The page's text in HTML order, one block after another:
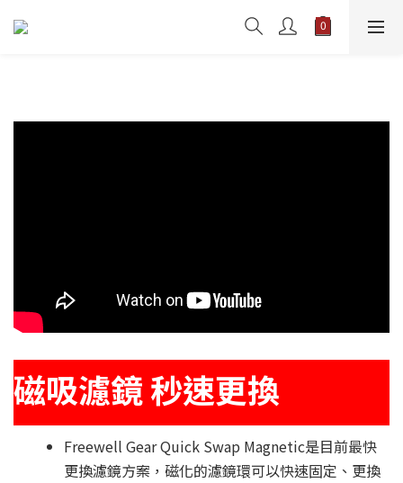
磁吸濾鏡 秒速更換
Freewell Gear Quick Swap Magnetic是目前最快
更換濾鏡方案，磁化的濾鏡環可以快速固定、更換